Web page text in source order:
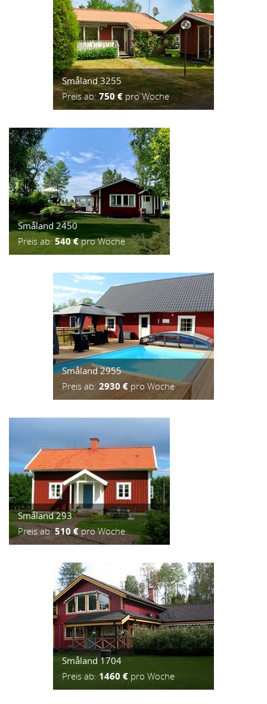
Småland 3255
Preis ab: 750 € pro Woche
Småland 2450
Preis ab: 540 €pro Woche
Småland 2955
Preis ab: 2930 €pro Woche
Småland 293
Preis ab:510 €pro Woche
Småland 1704
Preis ab: 1460 € pro Woche